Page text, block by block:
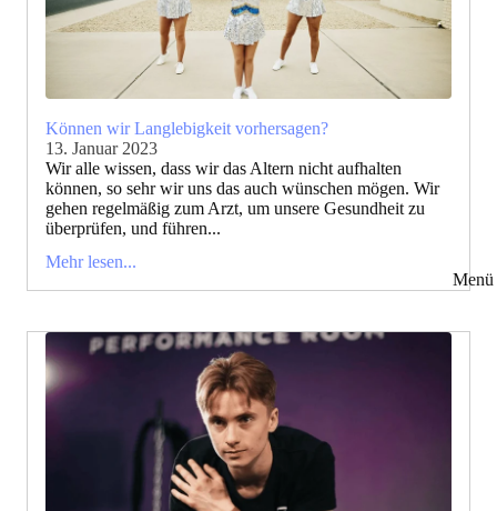
Menü
Können wir Langlebigkeit vorhersagen?
13. Januar 2023
Wir alle wissen, dass wir das Altern nicht aufhalten
können, so sehr wir uns das auch wünschen mögen. Wir
gehen regelmäßig zum Arzt, um unsere Gesundheit zu
überprüfen, und führen...
Mehr lesen...